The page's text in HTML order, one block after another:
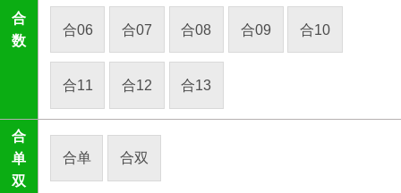
合
数
合06 合07 合08 合09 合10
合11 合12 合13
合
单
双
合单 合双